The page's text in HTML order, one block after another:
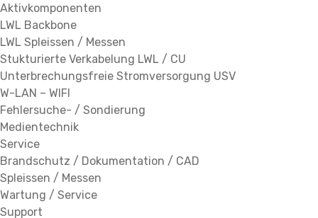
Aktivkomponenten
LWL Backbone
LWL Spleissen / Messen
Stukturierte Verkabelung LWL / CU
Unterbrechungsfreie Stromversorgung USV
W-LAN – WIFI
Fehlersuche- / Sondierung
Medientechnik
Service
Brandschutz / Dokumentation / CAD
Spleissen / Messen
Wartung / Service
Support